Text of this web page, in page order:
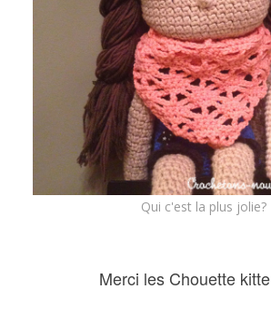
Qui c'est la plus jolie?
Merci les Chouette